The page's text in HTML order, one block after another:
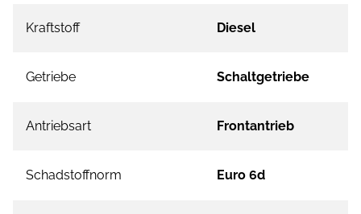
Kraftstoff Diesel
Getriebe Schaltgetriebe
Antriebsart Frontantrieb
Schadstoffnorm Euro 6d